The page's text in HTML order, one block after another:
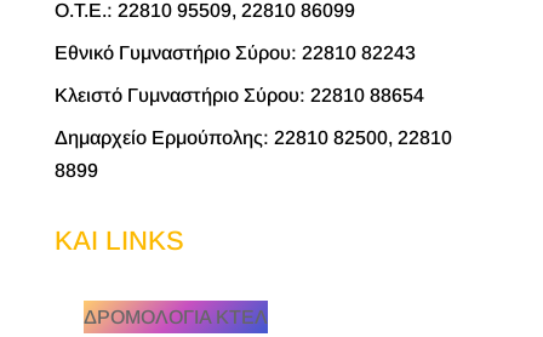
O.T.E.: 22810 95509, 22810 86099
Εθνικό Γυμναστήριο Σύρου: 22810 82243
Κλειστό Γυμναστήριο Σύρου: 22810 88654
Δημαρχείο Ερμούπολης: 22810 82500, 22810
8899
KAI LINKS
ΔΡΟΜΟΛΟΓΙΑ ΚΤΕΛ